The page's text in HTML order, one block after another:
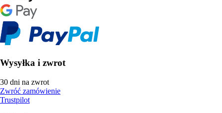
Wysyłka i zwrot
30 dni na zwrot
Zwróć zamówienie
Trustpilot